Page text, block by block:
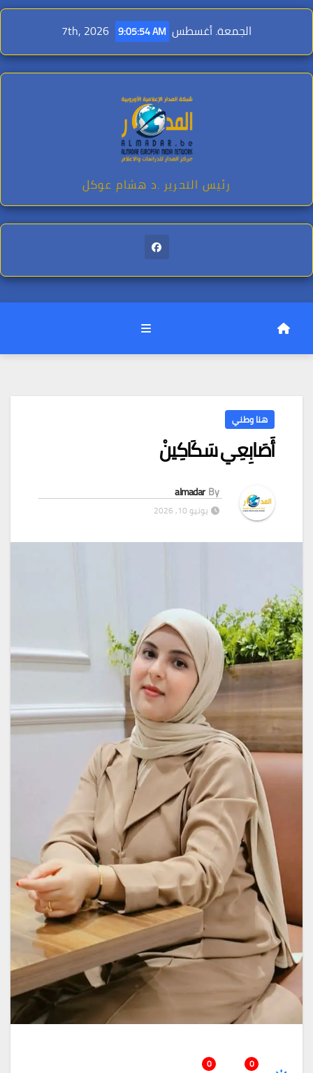
Skip
content
الجمعة. أغسطس 7th, 2026 9:05:55 AM
رئيس التحرير .د هشام عوكل
هنا وطني
أَصَابِعِي سَكَاكِينْ
By
almadar
يونيو 10, 2026
0
0